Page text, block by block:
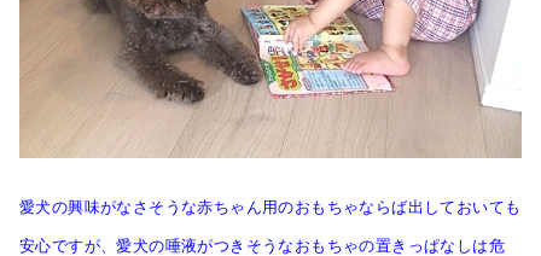
愛犬の興味がなさそうな赤ちゃん用のおもちゃならば出しておいても
安心ですが、愛犬の唾液がつきそうなおもちゃの置きっぱなしは危